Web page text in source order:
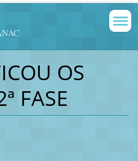
OS
FASE